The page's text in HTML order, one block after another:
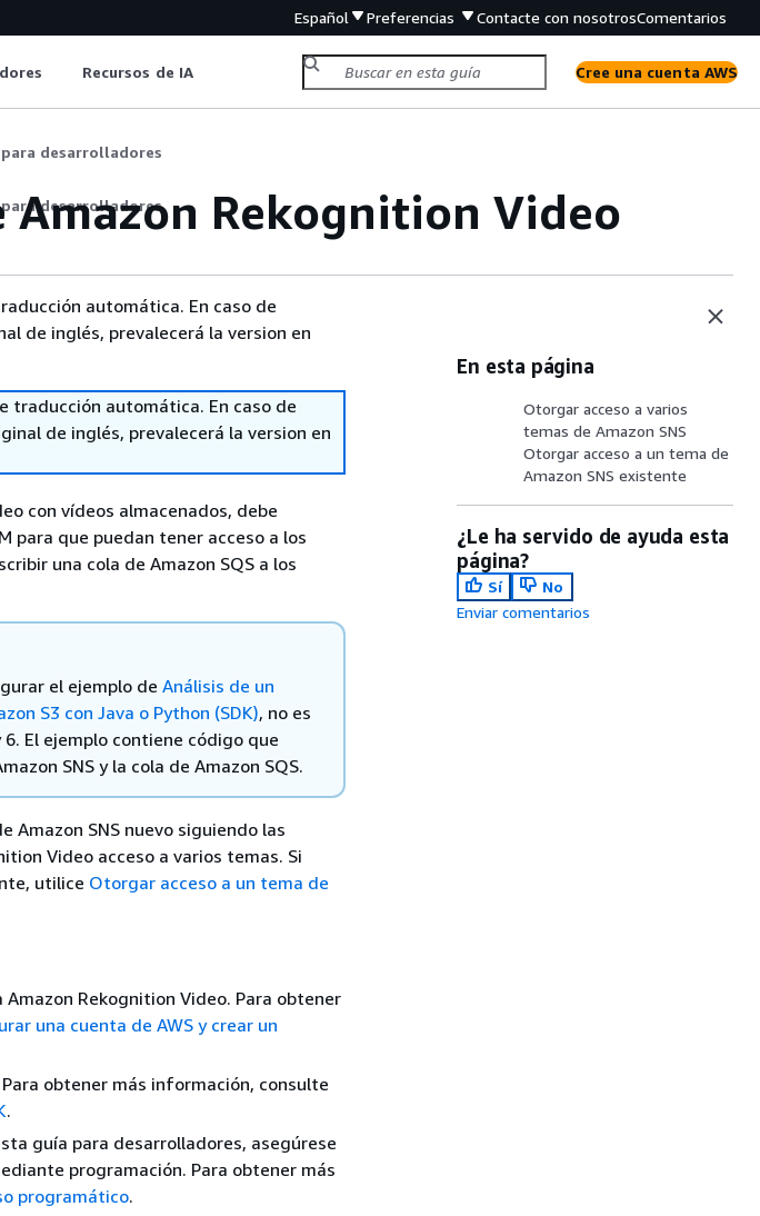
Español Preferencias Contacte con nosotrosComentarios
Recursos de IA Cree una cuenta AWS
para desarrolladores
para desarrolladores
Amazon Rekognition Video
automática. En caso de
de inglés, prevalecerá la version en
traducción automática. En caso de
de inglés, prevalecerá la version en
con vídeos almacenados, debe
para que puedan tener acceso a los
una cola de Amazon SQS a los
el ejemplo de Análisis de un
S3 con Java o Python (SDK), no es
El ejemplo contiene código que
SNS y la cola de Amazon SQS.
Amazon SNS nuevo siguiendo las
Video acceso a varios temas. Si
utilice Otorgar acceso a un tema de
Rekognition Video. Para obtener
una cuenta de AWS y crear un
obtener más información, consulte
.
guía para desarrolladores, asegúrese
programación. Para obtener más
programático.
En esta página
Otorgar acceso a varios
temas de Amazon SNS
Otorgar acceso a un tema de
Amazon SNS existente
¿Le ha servido de ayuda esta
página?
Sí
No
Enviar comentarios